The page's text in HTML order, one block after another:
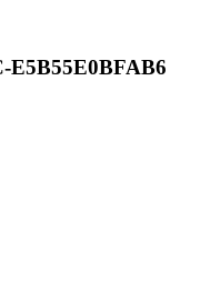
E5B55E0BFAB6